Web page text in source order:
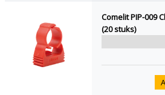
Comelit PIP-009
(20 stuks)